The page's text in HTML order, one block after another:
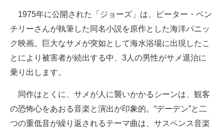
1975年に公開された「ジョーズ」は、ピーター・ベン
チリーさんが執筆した同名小説を原作とした海洋パニッ
ク映画。巨大なサメが突如として海水浴場に出現したこ
とにより被害者が続出する中、3人の男性がサメ退治に
乗り出します。
同作はとくに、サメが人に襲いかかるシーンは、観客
の恐怖心をあおる音楽と演出が印象的。“デーデン”と二
つの重低音が繰り返されるテーマ曲は、サスペンス音楽